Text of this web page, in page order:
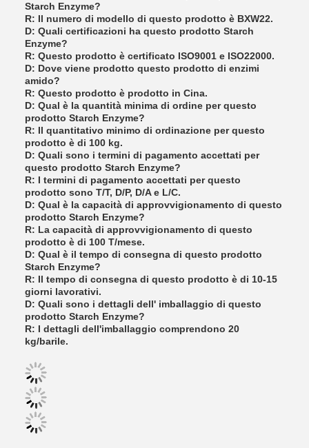
Starch Enzyme?
R: Il numero di modello di questo prodotto è BXW22.
D: Quali certificazioni ha questo prodotto Starch
Enzyme?
R: Questo prodotto è certificato ISO9001 e ISO22000.
D: Dove viene prodotto questo prodotto di enzimi
amido?
R: Questo prodotto è prodotto in Cina.
D: Qual è la quantità minima di ordine per questo
prodotto Starch Enzyme?
R: Il quantitativo minimo di ordinazione per questo
prodotto è di 100 kg.
D: Quali sono i termini di pagamento accettati per
questo prodotto Starch Enzyme?
R: I termini di pagamento accettati per questo
prodotto sono T/T, D/P, D/A e L/C.
D: Qual è la capacità di approvvigionamento di questo
prodotto Starch Enzyme?
R: La capacità di approvvigionamento di questo
prodotto è di 100 T/mese.
D: Qual è il tempo di consegna di questo prodotto
Starch Enzyme?
R: Il tempo di consegna di questo prodotto è di 10-15
giorni lavorativi.
D: Quali sono i dettagli dell' imballaggio di questo
prodotto Starch Enzyme?
R: I dettagli dell'imballaggio comprendono 20
kg/barile.